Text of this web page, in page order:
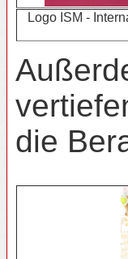
Logo ISM -
die